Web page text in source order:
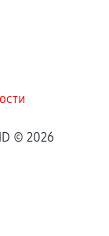
© 2026